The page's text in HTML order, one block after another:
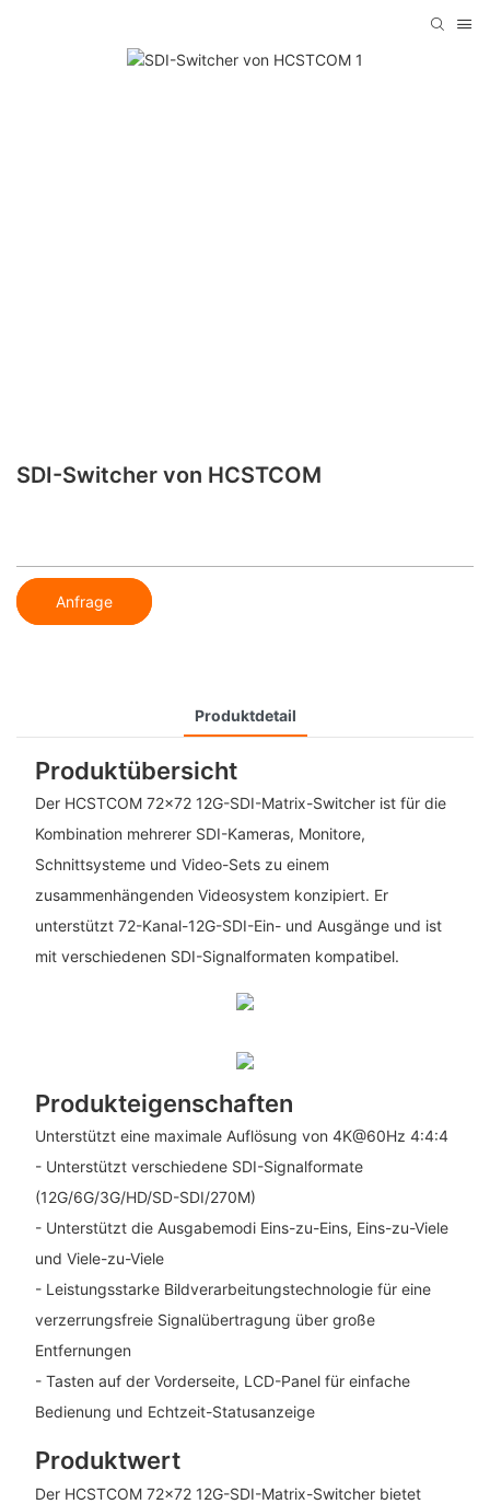
SDI-Switcher von HCSTCOM
Anfrage
Produktdetail
Produktübersicht
Der HCSTCOM 72x72 12G-SDI-Matrix-Switcher ist für die
Kombination mehrerer SDI-Kameras, Monitore,
Schnittsysteme und Video-Sets zu einem
zusammenhängenden Videosystem konzipiert. Er
unterstützt 72-Kanal-12G-SDI-Ein- und Ausgänge und ist
mit verschiedenen SDI-Signalformaten kompatibel.
Produkteigenschaften
Unterstützt eine maximale Auflösung von 4K@60Hz 4:4:4
- Unterstützt verschiedene SDI-Signalformate
(12G/6G/3G/HD/SD-SDI/270M)
- Unterstützt die Ausgabemodi Eins-zu-Eins, Eins-zu-Viele
und Viele-zu-Viele
- Leistungsstarke Bildverarbeitungstechnologie für eine
verzerrungsfreie Signalübertragung über große
Entfernungen
- Tasten auf der Vorderseite, LCD-Panel für einfache
Bedienung und Echtzeit-Statusanzeige
Produktwert
Der HCSTCOM 72x72 12G-SDI-Matrix-Switcher bietet